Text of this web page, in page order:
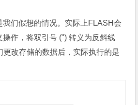
我们假想的情况。实际上FLASH会
操作，将双引号 (") 转义为反斜线
更改存储的数据后，实际执行的是